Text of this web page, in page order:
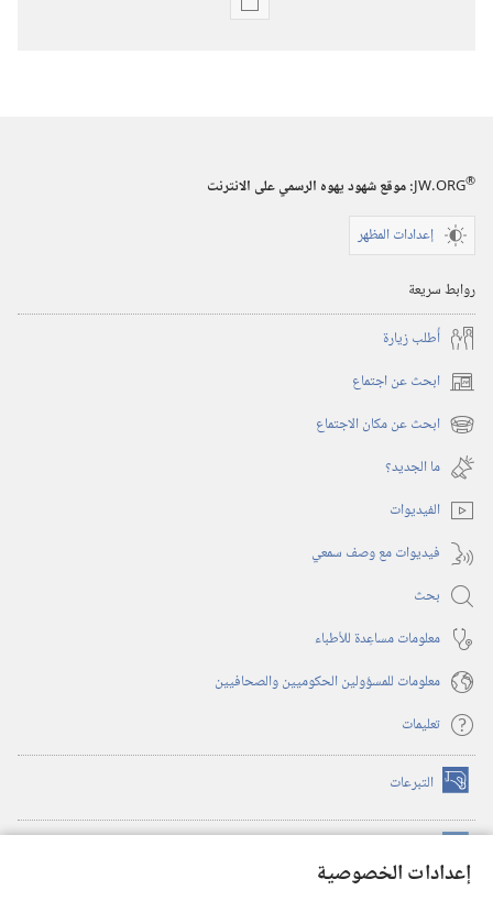
إعدادات الخصوصية
خيارات
الدراسية)‏
JW.ORG®
:‏ موقع شهود يهوه الرسمي على الانترنت
إعدادات المظهر
روابط سريعة
أُطلب زيارة
ابحث عن اجتماع (يفتح
نافذة ابحث عن مكان الاجتماع (يفتح
نافذة
جديدة)
ما الجديد؟‏
الفيديوات
فيديوات مع وصف سمعي
بحث
معلومات مساعِدة للأطباء
معلومات للمسؤولين الحكوميين والصحافيين
تعليمات
التبرعات (يفتح
نافذة
(يفتح
نافذة